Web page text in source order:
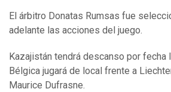
El árbitro Donatas Rumsas fue
adelante las acciones del juego.
Kazajistán tendrá descanso por
Bélgica jugará de local frente a
Maurice Dufrasne.